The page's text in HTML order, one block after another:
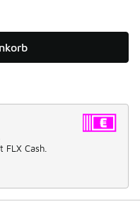
FLX Cash.